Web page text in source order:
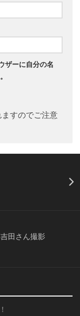
ザーに自分の名
すのでご注意
田さん撮影